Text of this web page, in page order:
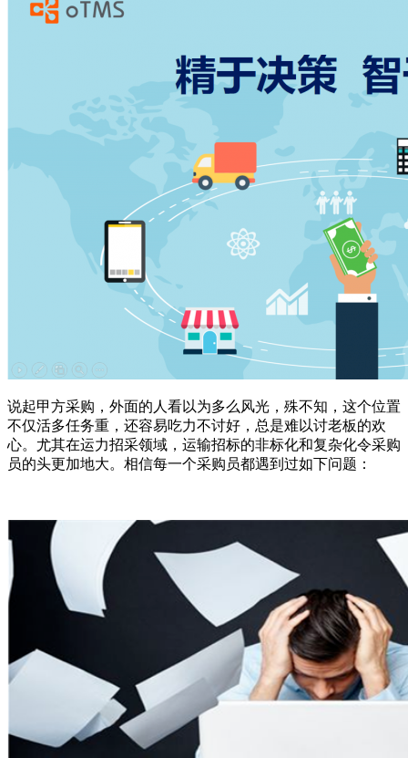
说起甲方采购，外面的人看以为多么风光，殊不知，这个位置
不仅活多任务重，还容易吃力不讨好，总是难以讨老板的欢
心。尤其在运力招采领域，运输招标的非标化和复杂化令采购
员的头更加地大。相信每一个采购员都遇到过如下问题：